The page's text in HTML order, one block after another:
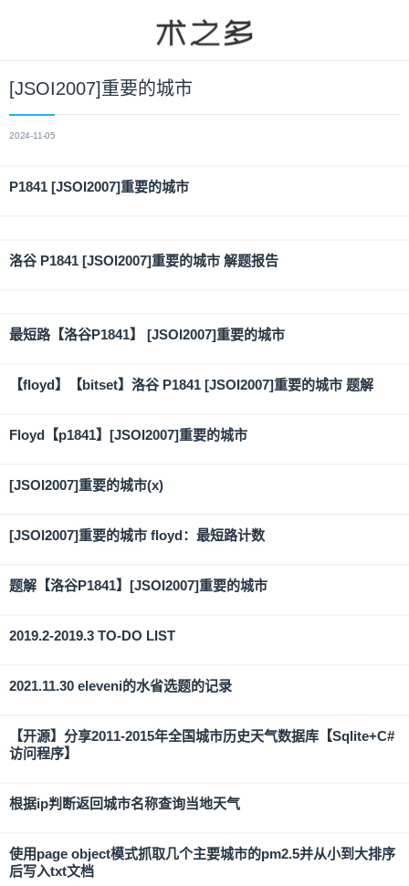
[JSOI2007]重要的城市
2024-11-05
P1841 [JSOI2007]重要的城市
洛谷 P1841 [JSOI2007]重要的城市 解题报告
最短路【洛谷P1841】 [JSOI2007]重要的城市
【floyd】【bitset】洛谷 P1841 [JSOI2007]重要的城市 题解
Floyd【p1841】[JSOI2007]重要的城市
[JSOI2007]重要的城市(x)
[JSOI2007]重要的城市 floyd：最短路计数
题解【洛谷P1841】[JSOI2007]重要的城市
2019.2-2019.3 TO-DO LIST
2021.11.30 eleveni的水省选题的记录
【开源】分享2011-2015年全国城市历史天气数据库【Sqlite+C#
访问程序】
根据ip判断返回城市名称查询当地天气
使用page object模式抓取几个主要城市的pm2.5并从小到大排序
后写入txt文档